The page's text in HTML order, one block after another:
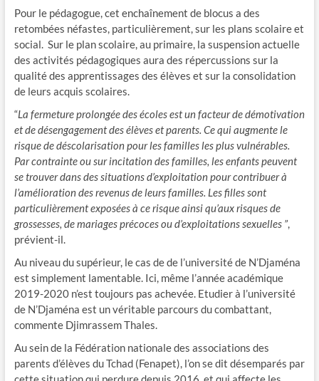
Pour le pédagogue, cet enchaînement de blocus a des
retombées néfastes, particulièrement, sur les plans scolaire et
social. Sur le plan scolaire, au primaire, la suspension actuelle
des activités pédagogiques aura des répercussions sur la
qualité des apprentissages des élèves et sur la consolidation
de leurs acquis scolaires.
“La fermeture prolongée des écoles est un facteur de démotivation
et de désengagement des élèves et parents. Ce qui augmente le
risque de déscolarisation pour les familles les plus vulnérables.
Par contrainte ou sur incitation des familles, les enfants peuvent
se trouver dans des situations d’exploitation pour contribuer à
l’amélioration des revenus de leurs familles. Les filles sont
particulièrement exposées à ce risque ainsi qu’aux risques de
grossesses, de mariages précoces ou d’exploitations sexuelles ”,
prévient-il.
Au niveau du supérieur, le cas de de l’université de N’Djaména
est simplement lamentable. Ici, même l’année académique
2019-2020 n’est toujours pas achevée. Etudier à l’université
de N’Djaména est un véritable parcours du combattant,
commente Djimrassem Thales.
Au sein de la Fédération nationale des associations des
parents d’élèves du Tchad (Fenapet), l’on se dit désemparés par